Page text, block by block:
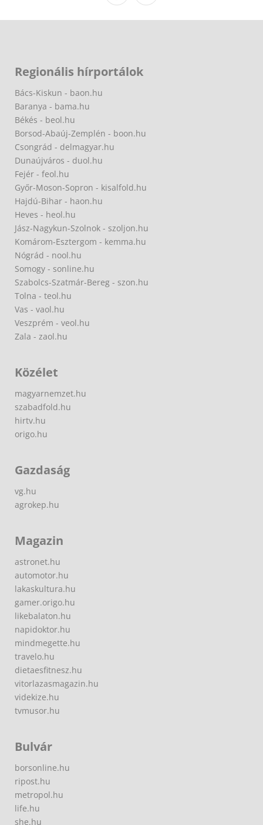
Regionális hírportálok
Bács-Kiskun - baon.hu
Baranya - bama.hu
Békés - beol.hu
Borsod-Abaúj-Zemplén - boon.hu
Csongrád - delmagyar.hu
Dunaújváros - duol.hu
Fejér - feol.hu
Győr-Moson-Sopron - kisalfold.hu
Hajdú-Bihar - haon.hu
Heves - heol.hu
Jász-Nagykun-Szolnok - szoljon.hu
Komárom-Esztergom - kemma.hu
Nógrád - nool.hu
Somogy - sonline.hu
Szabolcs-Szatmár-Bereg - szon.hu
Tolna - teol.hu
Vas - vaol.hu
Veszprém - veol.hu
Zala - zaol.hu
Közélet
magyarnemzet.hu
szabadfold.hu
hirtv.hu
origo.hu
Gazdaság
vg.hu
agrokep.hu
Magazin
astronet.hu
automotor.hu
lakaskultura.hu
gamer.origo.hu
likebalaton.hu
napidoktor.hu
mindmegette.hu
travelo.hu
dietaesfitnesz.hu
vitorlazasmagazin.hu
videkize.hu
tvmusor.hu
Bulvár
borsonline.hu
ripost.hu
metropol.hu
life.hu
she.hu